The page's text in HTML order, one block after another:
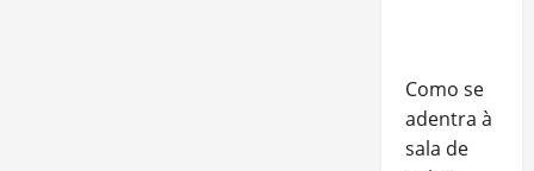
Como se
adentra à
sala de